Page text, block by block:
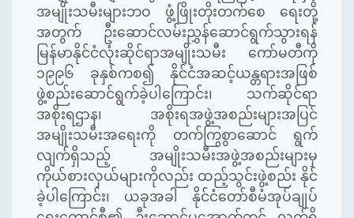
အမျိုးသမီးများဘဝ ဖွံ့ဖြိုးတိုးတက်စေ ရေးတို့
အတွက် ဦးဆောင်လမ်းညွှန်ဆောင်ရွက်သွားရန်
မြန်မာနိုင်ငံလုံးဆိုင်ရာအမျိုးသမီး ကော်မတီကို
၁၉၉၆ ခုနှစ်ကစ၍ နိုင်ငံအဆင့်ယန္တရားအဖြစ်
ဖွဲ့စည်းဆောင်ရွက်ခဲ့ပါကြောင်း၊ သက်ဆိုင်ရာ
အစိုးရဌာန၊ အစိုးရအဖွဲ့အစည်းများအပြင်
အမျိုးသမီးအရေးကို တက်ကြွစွာဆောင် ရွက်
လျက်ရှိသည့် အမျိုးသမီးအဖွဲ့အစည်းများမှ
ကိုယ်စားလှယ်များကိုလည်း ထည့်သွင်းဖွဲ့စည်း နိုင်
ခဲ့ပါကြောင်း၊ ယခုအခါ နိုင်ငံတော်စီမံအုပ်ချုပ်